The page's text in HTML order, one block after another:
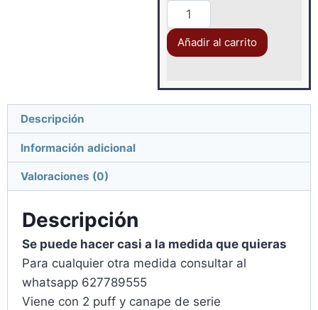
Añadir al carrito
Descripción
Información adicional
Valoraciones (0)
Descripción
Se puede hacer casi a la medida que quieras
Para cualquier otra medida consultar al
whatsapp 627789555
Viene con 2 puff y canape de serie